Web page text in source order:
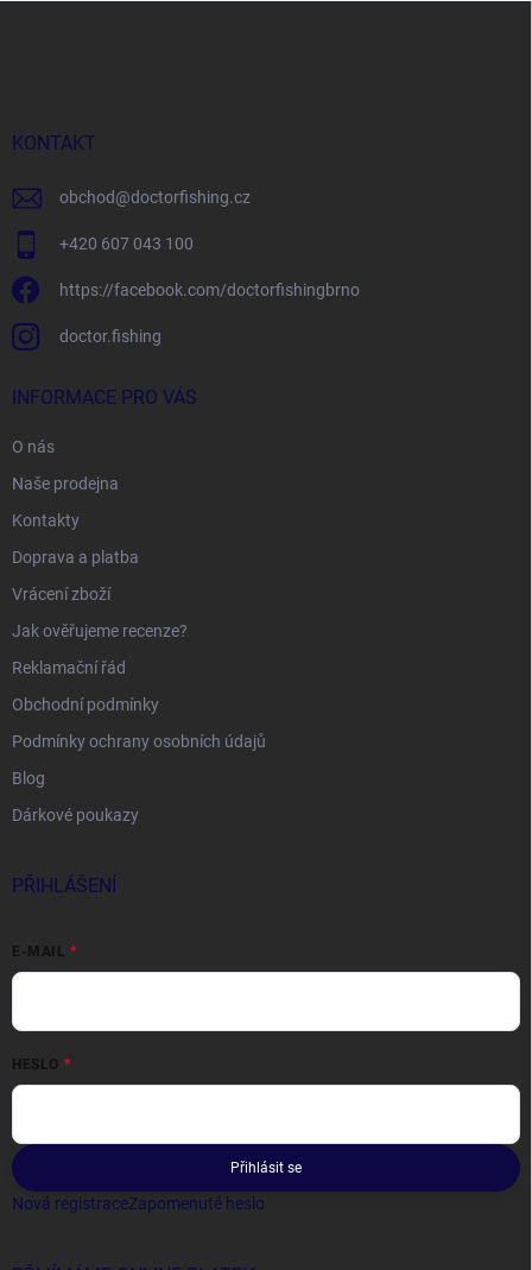
KONTAKT
obchod@doctorfishing.cz
+420 607 043 100
https://facebook.com/doctorfishingbrno
doctor.fishing
INFORMACE PRO VÁS
O nás
Naše prodejna
Kontakty
Doprava a platba
Vrácení zboží
Jak ověřujeme recenze?
Reklamační řád
Obchodní podmínky
Podmínky ochrany osobních údajů
Blog
Dárkové poukazy
PŘIHLÁŠENÍ
E-MAIL
HESLO
Přihlásit se
Nová registraceZapomenuté heslo